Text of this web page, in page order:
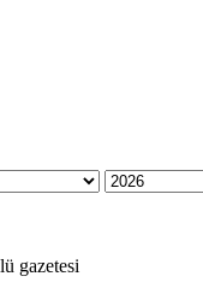
gazetesi